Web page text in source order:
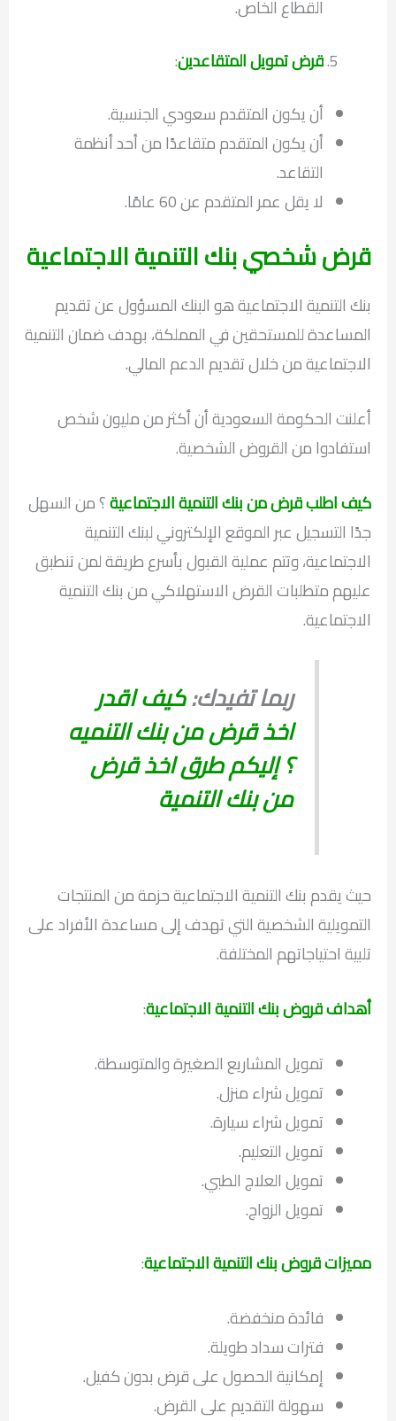
القطاع الخاص.
قرض تمويل المتقاعدين:
أن يكون المتقدم سعودي الجنسية.
أن يكون المتقدم متقاعدًا من أحد أنظمة
التقاعد.
لا يقل عمر المتقدم عن 60 عامًا.
قرض شخصي بنك التنمية الاجتماعية
بنك التنمية الاجتماعية هو البنك المسؤول عن تقديم
المساعدة للمستحقين في المملكة، بهدف ضمان التنمية
الاجتماعية من خلال تقديم الدعم المالي.
أعلنت الحكومة السعودية أن أكثر من مليون شخص
استفادوا من القروض الشخصية.
كيف اطلب قرض من بنك التنمية الاجتماعية؟ من السهل
جدًا التسجيل عبر الموقع الإلكتروني لبنك التنمية
الاجتماعية، وتتم عملية القبول بأسرع طريقة لمن تنطبق
عليهم متطلبات القرض الاستهلاكي من بنك التنمية
الاجتماعية.
ربما تفيدك:كيف اقدر
اخذ قرض من بنك التنميه
؟ إليكم طرق اخذ قرض
من بنك التنمية
حيث يقدم بنك التنمية الاجتماعية حزمة من المنتجات
التمويلية الشخصية التي تهدف إلى مساعدة الأفراد على
تلبية احتياجاتهم المختلفة.
أهداف قروض بنك التنمية الاجتماعية:
تمويل المشاريع الصغيرة والمتوسطة.
تمويل شراء منزل.
تمويل شراء سيارة.
تمويل التعليم.
تمويل العلاج الطبي.
تمويل الزواج.
مميزات قروض بنك التنمية الاجتماعية:
فائدة منخفضة.
فترات سداد طويلة.
إمكانية الحصول على قرض بدون كفيل.
سهولة التقديم على القرض.